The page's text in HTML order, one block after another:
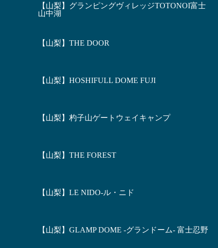
【山梨】グランピングヴィレッジTOTONOI富士
山中湖
【山梨】THE DOOR
【山梨】HOSHIFULL DOME FUJI
【山梨】杓子山ゲートウェイキャンプ
【山梨】THE FOREST
【山梨】LE NIDO-ル・ニド
【山梨】GLAMP DOME -グランドーム- 富士忍野